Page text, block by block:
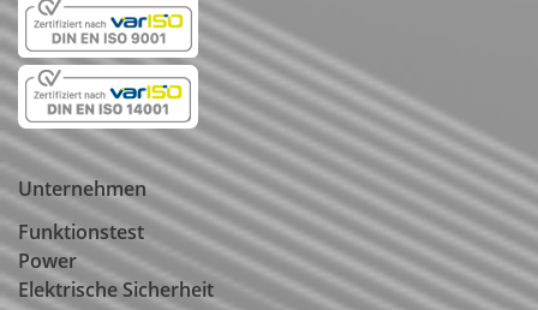
Unternehmen
Funktionstest
Power
Elektrische Sicherheit